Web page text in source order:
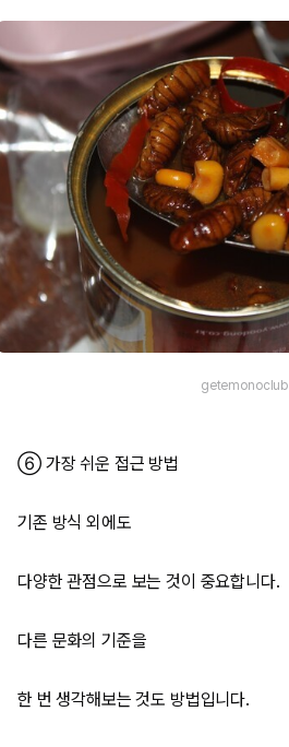
getemonoclub
⑥ 가장 쉬운 접근 방법
기존 방식 외에도
다양한 관점으로 보는 것이 중요합니다.
다른 문화의 기준을
한 번 생각해보는 것도 방법입니다.